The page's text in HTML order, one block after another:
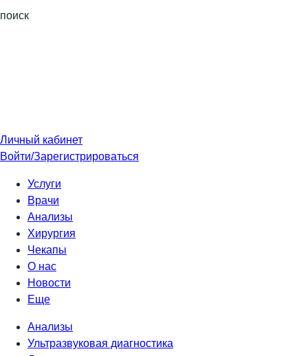
поиск
Личный кабинет
Войти/Зарегистрироваться
Услуги
Врачи
Анализы
Хирургия
Чекапы
О нас
Новости
Еще
Анализы
Ультразвуковая диагностика